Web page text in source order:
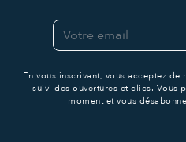
En vous inscrivant, vous acceptez
suivi des ouvertures et clics. Vous
moment et vous